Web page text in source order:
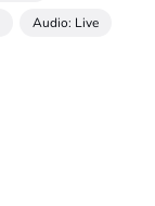
Audio: Live